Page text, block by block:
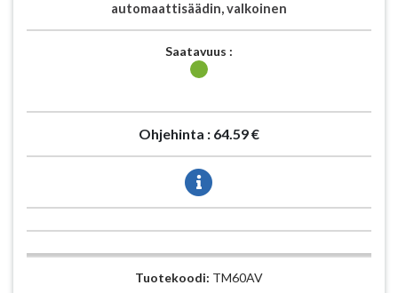
automaattisäädin, valkoinen
Saatavuus :
Ohjehinta : 64.59 €
Tuotekoodi: TM60AV